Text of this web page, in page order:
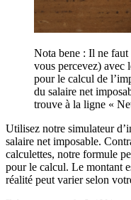
Nota bene : Il ne faut
vous percevez) avec
pour le calcul de
du salaire net
trouve à la ligne «
Utilisez notre simulateur
salaire net imposable.
calculettes, notre formule
pour le calcul. Le montant
réalité peut varier selon